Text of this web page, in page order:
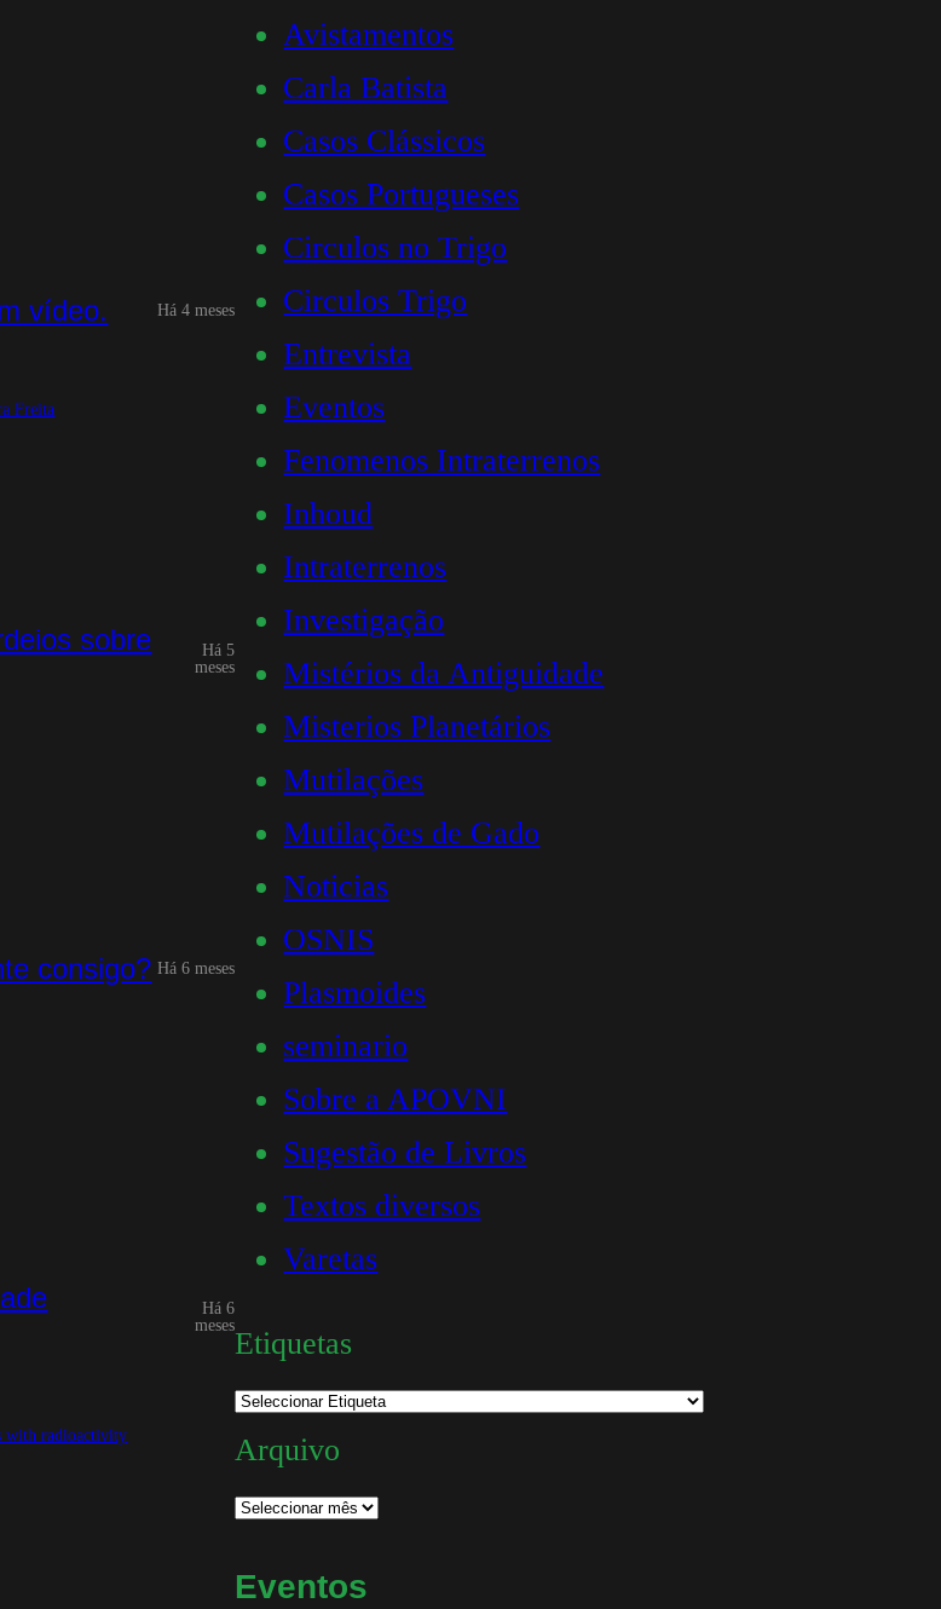
vídeo. Há 4 meses
Freita
sobre
Há 5
meses
consigo? Há 6 meses
Há 6
meses
with radioactivity
Avistamentos
Carla Batista
Casos Clássicos
Casos Portugueses
Circulos no Trigo
Circulos Trigo
Entrevista
Eventos
Fenomenos Intraterrenos
Inhoud
Intraterrenos
Investigação
Mistérios da Antiguidade
Misterios Planetários
Mutilações
Mutilações de Gado
Noticias
OSNIS
Plasmoides
seminario
Sobre a APOVNI
Sugestão de Livros
Textos diversos
Varetas
Etiquetas
Arquivo
Eventos